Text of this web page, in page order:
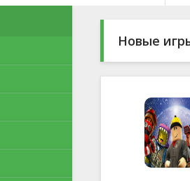
Новые